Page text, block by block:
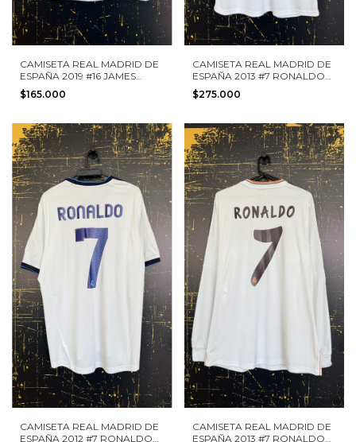
CAMISETA REAL MADRID DE
ESPAÑA 2019 #16 JAMES
ADIDAS TALLA L NIÑO
$165.000
CAMISETA REAL MADRID DE
ESPAÑA 2013 #7 RONALDO
ADIDAS TALLA M
$275.000
CAMISETA REAL MADRID DE
ESPAÑA 2012 #7 RONALDO
CAMISETA REAL MADRID DE
ESPAÑA 2013 #7 RONALDO